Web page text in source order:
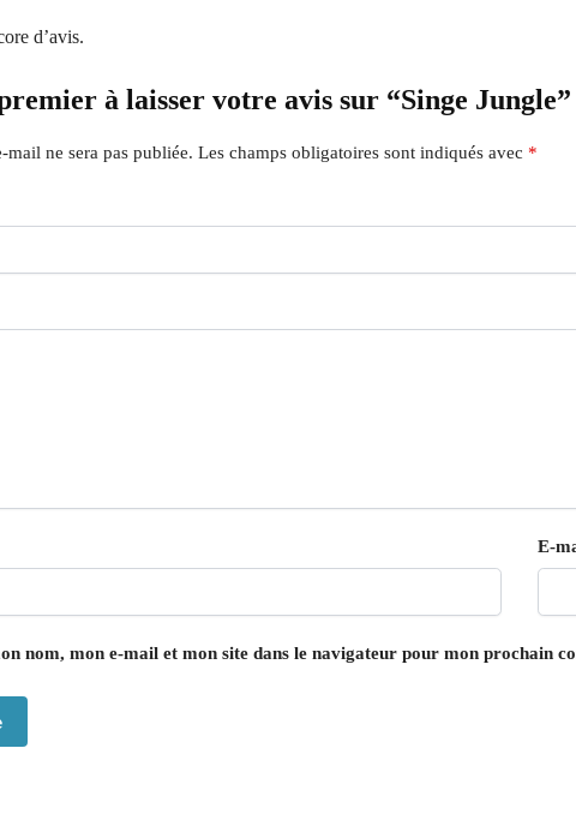
d’avis.
à laisser votre avis sur “Singe Jungle”
mail ne sera pas publiée. Les champs obligatoires sont indiqués avec *
E-
nom, mon e-mail et mon site dans le navigateur pour mon prochain